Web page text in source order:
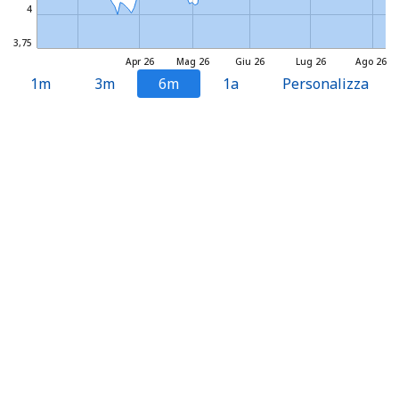
Mag 26 Lug 26
Apr 26 Giu 26 Ago 26
3,75
4
1m 3m 6m 1a Personalizza